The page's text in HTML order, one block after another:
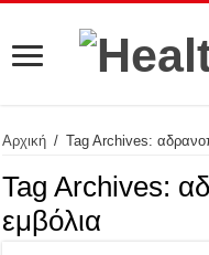
Αρχική / Tag Archives:
Tag Archives:
εμβόλια